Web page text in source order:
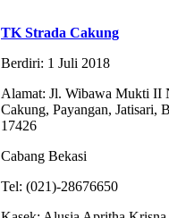
TK Strada Cakung
Berdiri: 1 Juli 2018
Alamat: Jl. Wibawa Mukti II
Cakung, Payangan, Jatisari,
17426
Cabang Bekasi
Tel: (021)-28676650